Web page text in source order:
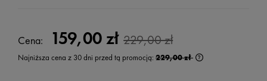
Cena: 159,00 zł 229,00 zł
Najniższa cena z 30 dni przed tą promocją: 229,00 zł